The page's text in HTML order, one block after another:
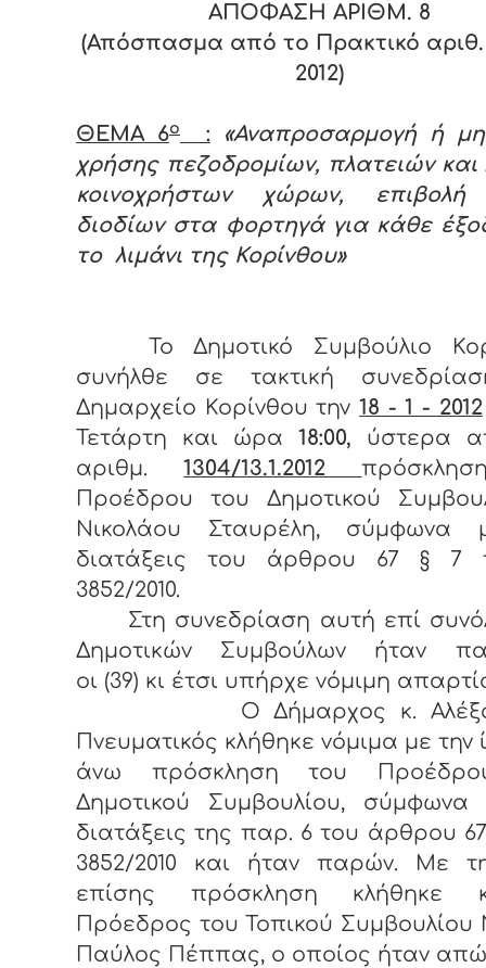
ΑΠΟΦΑΣΗ ΑΡΙΘΜ. 8
(Απόσπασμα από το Πρακτικό αριθ.
2012)
ΘΕΜΑ 6ο:
«Αναπροσαρμογή ή
χρήσης πεζοδρομίων, πλατειών και
κοινοχρήστων χώρων, επιβολή
διοδίων στα φορτηγά για κάθε
το λιμάνι της Κορίνθου»
Το Δημοτικό Συμβούλιο
συνήλθε σε τακτική
Δημαρχείο Κορίνθου την18 - 1 - 2012
Τετάρτη και ώρα18:00, ύστερα
αριθμ.1304/13.1.2012
Προέδρου του Δημοτικού
Νικολάου Σταυρέλη, σύμφωνα
διατάξεις του άρθρου 67 § 7
3852/2010.
Στη συνεδρίαση αυτή επί
Δημοτικών Συμβούλων ήταν
οι (39) κι έτσι υπήρχε νόμιμη
Ο Δήμαρχος κ.
Πνευματικός κλήθηκε νόμιμα με την
άνω πρόσκληση του
Δημοτικού Συμβουλίου, σύμφωνα
διατάξεις της παρ. 6 του άρθρου
3852/2010 και ήταν παρών. Με
επίσης πρόσκληση κλήθηκε
Πρόεδρος του Τοπικού Συμβουλίου
Παύλος Πέππας, ο οποίος ήταν